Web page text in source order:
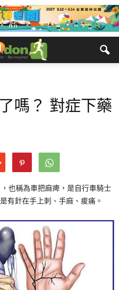
嗎？ 對症下藥
也稱為車把麻痺，是自行車騎士
有針在手上刺、手麻、痠痛。